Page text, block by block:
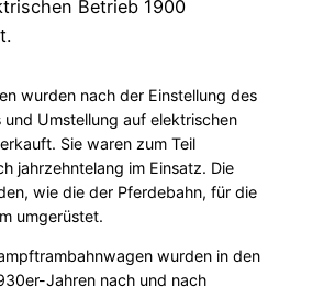
wurden nach der Einstellung des
Umstellung auf elektrischen
Sie waren zum Teil
jahrzehntelang im Einsatz. Die
wie die der Pferdebahn, für die
umgerüstet.
wurden in den
Jahren nach und nach